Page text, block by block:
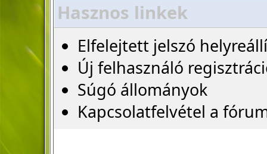
Hasznos linkek
Elfelejtett jelszó
Új felhasználó
Súgó állományok
Kapcsolatfelvétel a